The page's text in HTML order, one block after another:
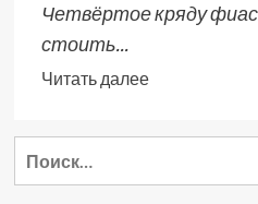
Четвёртое кряду
стоить...
Читать далее